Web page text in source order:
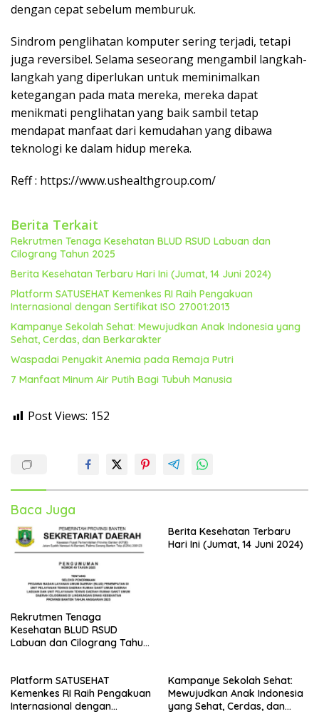
dengan cepat sebelum memburuk.
Sindrom penglihatan komputer sering terjadi, tetapi
juga reversibel. Selama seseorang mengambil langkah-
langkah yang diperlukan untuk meminimalkan
ketegangan pada mata mereka, mereka dapat
menikmati penglihatan yang baik sambil tetap
mendapat manfaat dari kemudahan yang dibawa
teknologi ke dalam hidup mereka.
Reff : https://www.ushealthgroup.com/
Berita Terkait
Rekrutmen Tenaga Kesehatan BLUD RSUD Labuan dan
Cilograng Tahun 2025
Berita Kesehatan Terbaru Hari Ini (Jumat, 14 Juni 2024)
Platform SATUSEHAT Kemenkes RI Raih Pengakuan
Internasional dengan Sertifikat ISO 27001:2013
Kampanye Sekolah Sehat: Mewujudkan Anak Indonesia yang
Sehat, Cerdas, dan Berkarakter
Waspadai Penyakit Anemia pada Remaja Putri
7 Manfaat Minum Air Putih Bagi Tubuh Manusia
Post Views: 152
Baca Juga
Rekrutmen Tenaga
Kesehatan BLUD RSUD
Labuan dan Cilograng Tahun
Berita Kesehatan Terbaru
Hari Ini (Jumat, 14 Juni 2024)
Platform SATUSEHAT
Kemenkes RI Raih Pengakuan
Internasional dengan
Kampanye Sekolah Sehat:
Mewujudkan Anak Indonesia
yang Sehat, Cerdas, dan